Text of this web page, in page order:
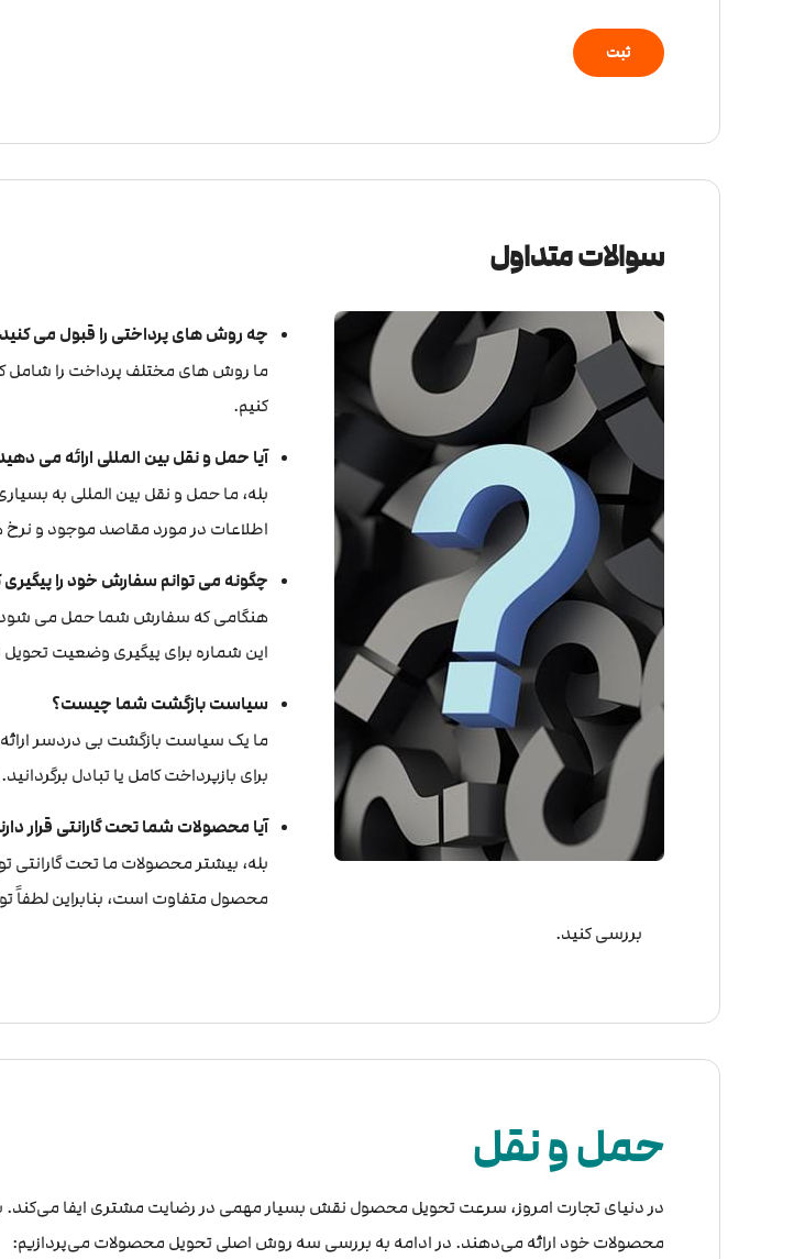
سوالات متداول
چه روش های پرداختی را قبول می
ما روش های مختلف پرداخت را شامل
کنیم.
آیا حمل و نقل بین المللی ارائه می
بله، ما حمل و نقل بین المللی به
اطلاعات در مورد مقاصد موجود و
چگونه می توانم سفارش خود را پیگیری
هنگامی که سفارش شما حمل می شود،
این شماره برای پیگیری وضعیت تحویل
سیاست بازگشت شما چیست؟
برای بازپرداخت کامل یا تبادل
آیا محصولات شما تحت گارانتی قرار
بله، بیشتر محصولات ما تحت گارانتی
محصول متفاوت است، بنابراین لطفاً
بررسی کنید.
حمل و نقل
در دنیای تجارت امروز، سرعت تحویل محصول نقش بسیار مهمی در رضایت مشتری ایفا می‌کند.
محصولات خود ارائه می‌دهند. در ادامه به بررسی سه روش اصلی تحویل محصولات می‌پردازیم: